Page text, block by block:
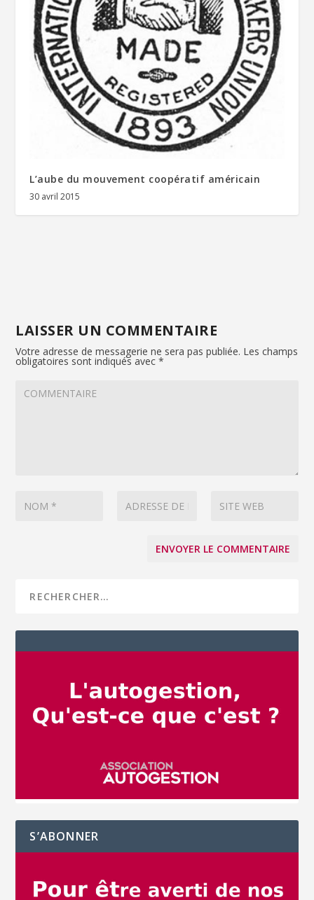
L’aube du mouvement coopératif américain
30 avril 2015
LAISSER UN COMMENTAIRE
Votre adresse de messagerie ne sera pas publiée. Les champs
obligatoires sont indiqués avec*
S’ABONNER